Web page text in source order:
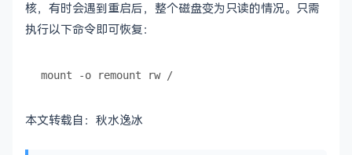
核，有时会遇到重启后，整个磁盘变为只读的情况。只需
执行以下命令即可恢复：
mount -o remount rw /
本文转载自：秋水逸冰